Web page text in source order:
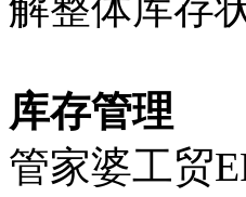
库存管理
管家婆工贸